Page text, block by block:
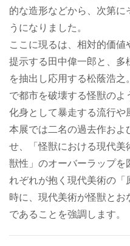
的な造形などから、次第に
うになりました。
ここに現るは、相対的価
提示する田中偉一郎と、多
を抽出し応用する松蔭浩
で都市を破壊する怪獣の
化身として暴走する流行や
本展では二名の過去作およ
せ、「怪獣における現代美
獣性」のオーバーラップを
れぞれが抱く現代美術の「
時に、現代美術が怪獣と
であることを強調します。